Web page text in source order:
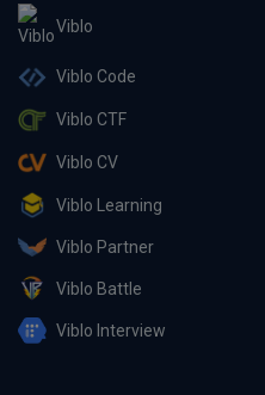
Viblo
Viblo Code
Viblo CTF
Viblo CV
Viblo Learning
Viblo Partner
Viblo Battle
Viblo Interview